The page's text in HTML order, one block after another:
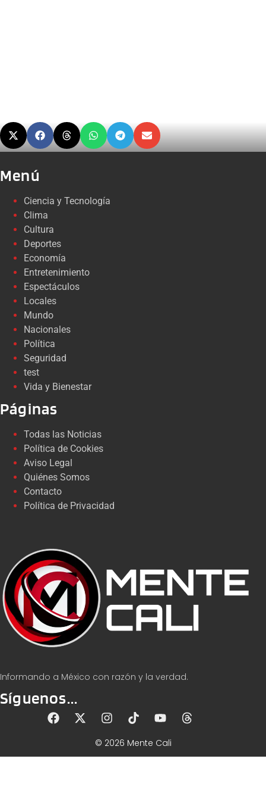
Informando a México con razón y la verdad.
Síguenos...
Menú
Ciencia y Tecnología
Clima
Cultura
Deportes
Economía
Entretenimiento
Espectáculos
Locales
Mundo
Nacionales
Política
Seguridad
test
Vida y Bienestar
Páginas
Todas las Noticias
Política de Cookies
Aviso Legal
Quiénes Somos
Contacto
Política de Privacidad
© 2026 Mente Cali